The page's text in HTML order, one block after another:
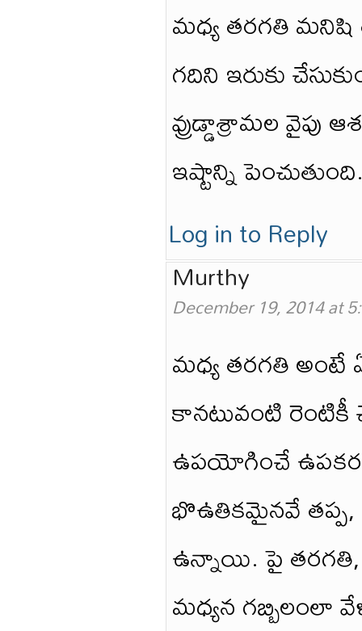
మధ్య తరగతి మనిషి
గదిని ఇరుకు
వ్రుడ్డాశ్రామల వైపు
ఇష్టాన్ని
Log in to Reply
Murthy
December 19, 2014 at
మధ్య తరగతి అంటే
కానటువంటి రెంటికీ
ఉపయోగించే
భొఉతికమైనవే తప్ప,
ఉన్నాయి. పై
మధ్యన గబ్బిలంలా